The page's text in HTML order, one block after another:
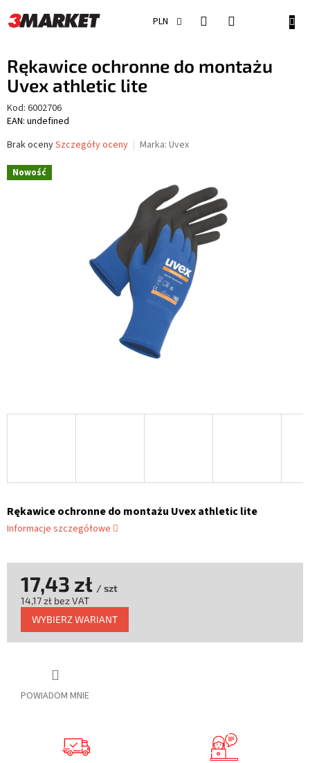
do
treści
PLN
Rękawice ochronne do montażu
Uvex athletic lite
Kod: 6002706
EAN: undefined
Średnia
produktu
wynosi
Brak ocenySzczegóły oceny Marka: Uvex
Nowość
Rękawice ochronne do montażu Uvex athletic lite
Informacje szczegółowe
POWIADOM MNIE
17,43 zł / szt
14,17 zł bez VAT
Cena
jednostkowa:
WYBIERZ WARIANT